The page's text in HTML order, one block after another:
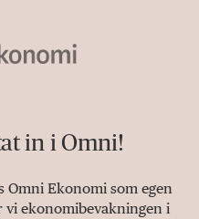
in i Omni!
Omni Ekonomi som egen
vi ekonomibevakningen i